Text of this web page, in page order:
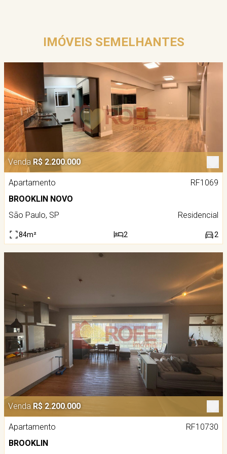
IMÓVEIS SEMELHANTES
Venda R$ 2.200.000
Apartamento
RF1069
BROOKLIN NOVO
São Paulo, SP
Residencial
84m² 2 2
Venda R$ 2.200.000
Apartamento
RF10730
BROOKLIN